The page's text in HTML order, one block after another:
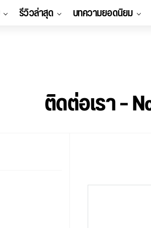
รีวิวล่าสุด บทความยอดนิยม
ติดต่อเรา –